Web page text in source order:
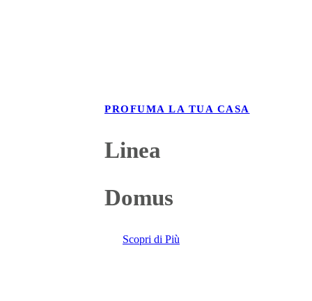
PROFUMA LA TUA CASA
Linea
Domus
Scopri di Più